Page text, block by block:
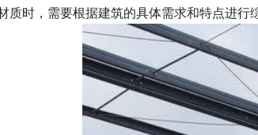
质时，需要根据建筑的具体需求和特点进行